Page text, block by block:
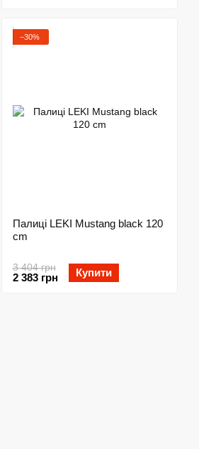
−30%
Палиці LEKI Mustang black 120
cm
3 404 грн
2 383 грн Купити